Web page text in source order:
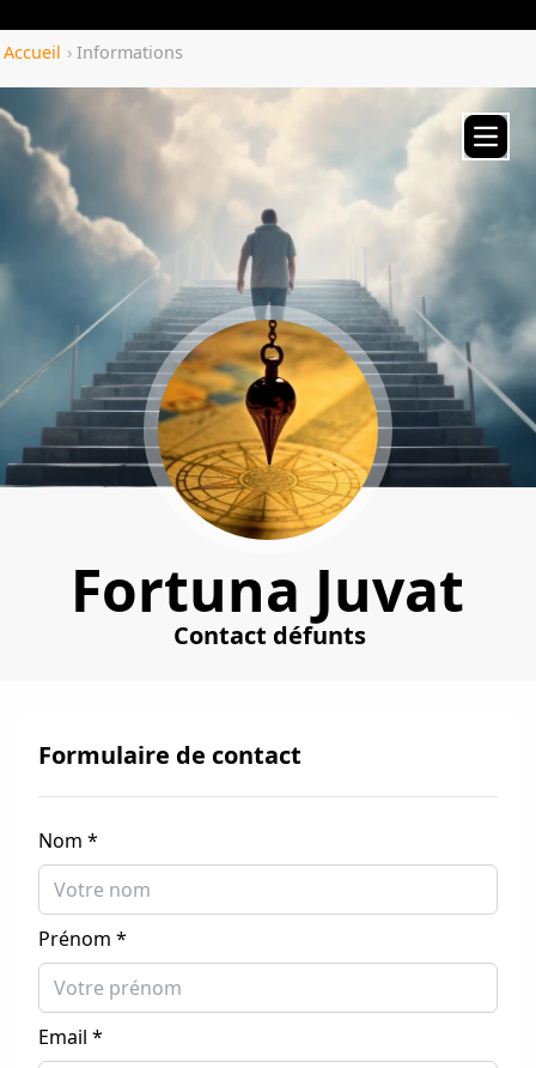
Accueil › Informations
Fortuna Juvat
Contact défunts
Formulaire de contact
Nom *
Prénom *
Email *